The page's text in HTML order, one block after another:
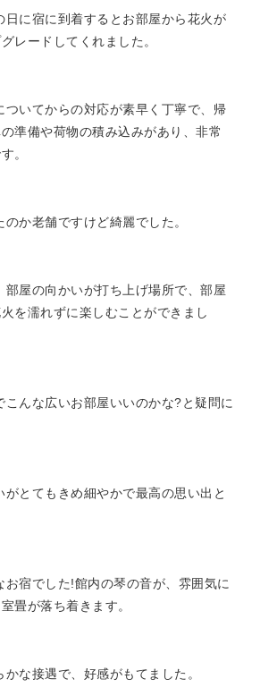
日に宿に到着するとお部屋から花火が
レードしてくれました。
ついてからの対応が素早く丁寧で、帰
準備や荷物の積み込みがあり、非常
。
か老舗ですけど綺麗でした。
部屋の向かいが打ち上げ場所で、部屋
を濡れずに楽しむことができまし
こんな広いお部屋いいのかな?と疑問に
がとてもきめ細やかで最高の思い出と
お宿でした!館内の琴の音が、雰囲気に
畳が落ち着きます。
な接遇で、好感がもてました。